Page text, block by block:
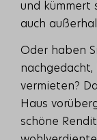
und kümmert
auch
Oder haben
nachgedacht,
vermieten?
Haus
schöne